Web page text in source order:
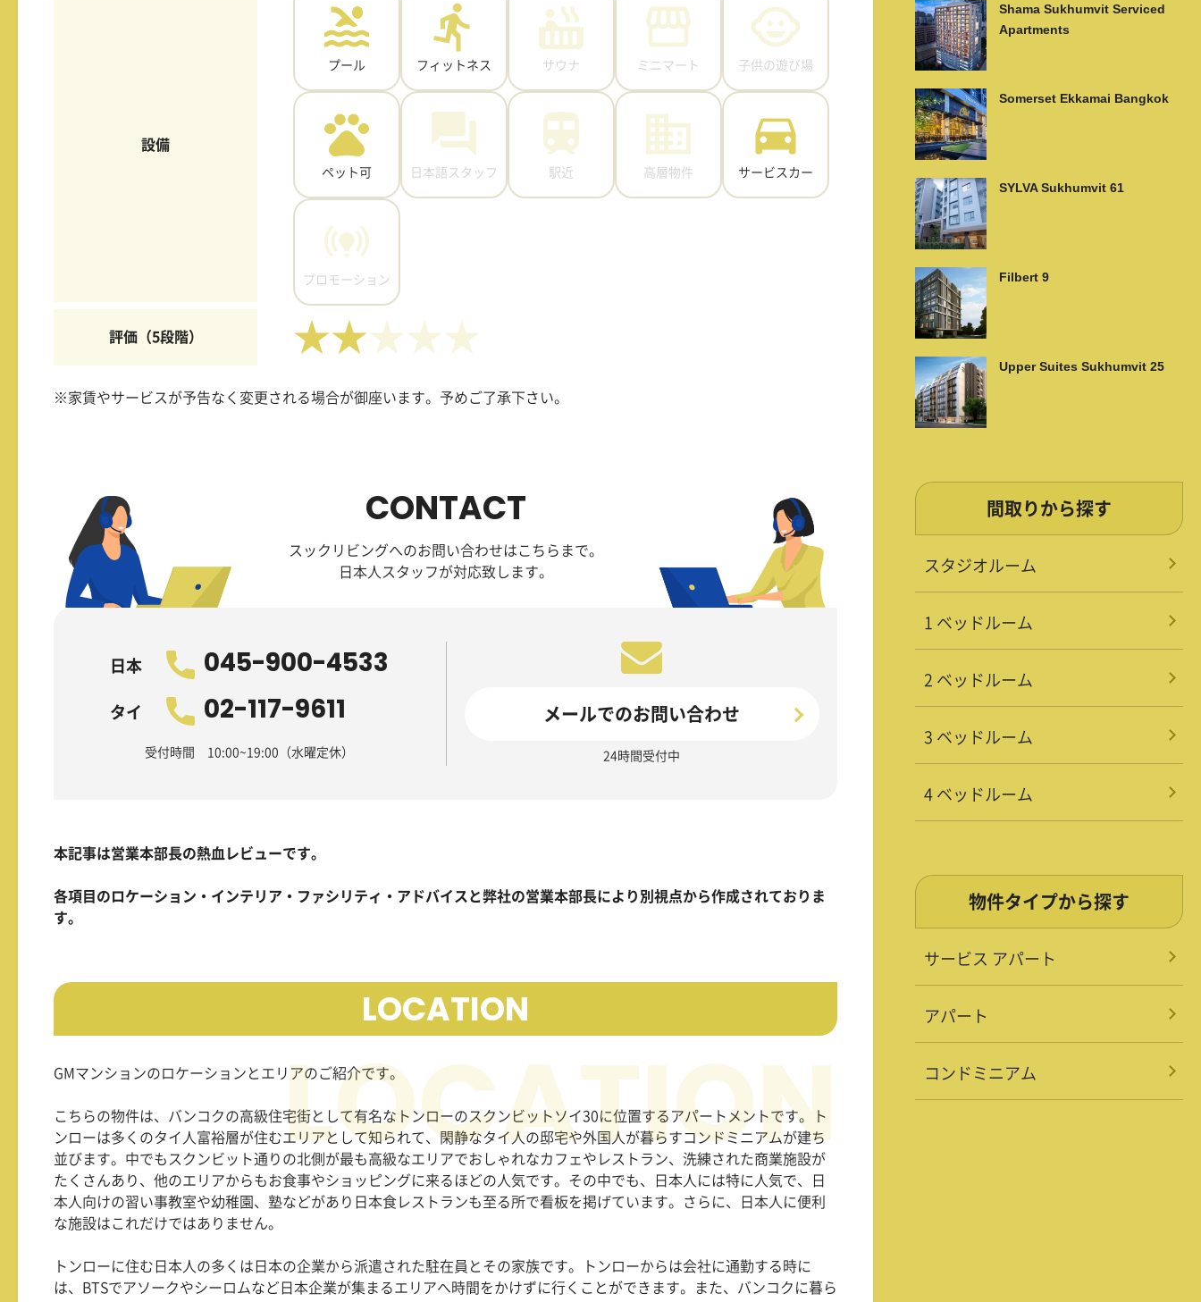
設備
プール フィットネス サウナ ミニマート 子供の遊び場
ペット可 日本語スタッフ 駅近 高層物件 サービスカー
プロモーション
評価（5段階） ★★
※家賃やサービスが予告なく変更される場合が御座います。予めご了承下さい。
CONTACT
スックリビングへのお問い合わせはこちらまで。
日本人スタッフが対応致します。
日本 045-900-4533
タイ 02-117-9611
受付時間 10:00~19:00（水曜定休）
メールでのお問い合わせ
24時間受付中
本記事は営業本部長の熱血レビューです。
各項目のロケーション・インテリア・ファシリティ・アドバイスと弊社の営業本部長により別視点から作成されておりま
す。
LOCATION
GMマンションのロケーションとエリアのご紹介です。
こちらの物件は、バンコクの高級住宅街として有名なトンローのスクンビットソイ30に位置するアパートメントです。ト
ンローは多くのタイ人富裕層が住むエリアとして知られて、閑静なタイ人の邸宅や外国人が暮らすコンドミニアムが建ち
並びます。中でもスクンビット通りの北側が最も高級なエリアでおしゃれなカフェやレストラン、洗練された商業施設が
たくさんあり、他のエリアからもお食事やショッピングに来るほどの人気です。その中でも、日本人には特に人気で、日
本人向けの習い事教室や幼稚園、塾などがあり日本食レストランも至る所で看板を掲げています。さらに、日本人に便利
な施設はこれだけではありません。
トンローに住む日本人の多くは日本の企業から派遣された駐在員とその家族です。トンローからは会社に通勤する時に
は、BTSでアソークやシーロムなど日本企業が集まるエリアへ時間をかけずに行くことができます。また、バンコクに暮ら
Shama Sukhumvit Serviced
Apartments
Somerset Ekkamai Bangkok
SYLVA Sukhumvit 61
Filbert 9
Upper Suites Sukhumvit 25
間取りから探す
スタジオルーム
1 ベッドルーム
2 ベッドルーム
3 ベッドルーム
4 ベッドルーム
物件タイプから探す
サービス アパート
アパート
コンドミニアム